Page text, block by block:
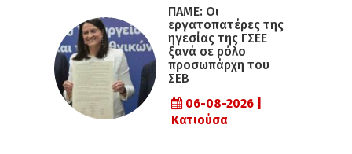
ΠΑΜΕ: Οι
εργατοπατέρες της
ηγεσίας της ΓΣΕΕ
ξανά σε ρόλο
προσωπάρχη του
ΣΕΒ
06-08-2026 |
Κατιούσα